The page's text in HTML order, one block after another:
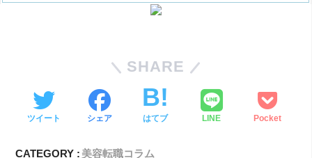
SHARE
ツイート シェア はてブ LINE Pocket
CATEGORY : 美容転職コラム